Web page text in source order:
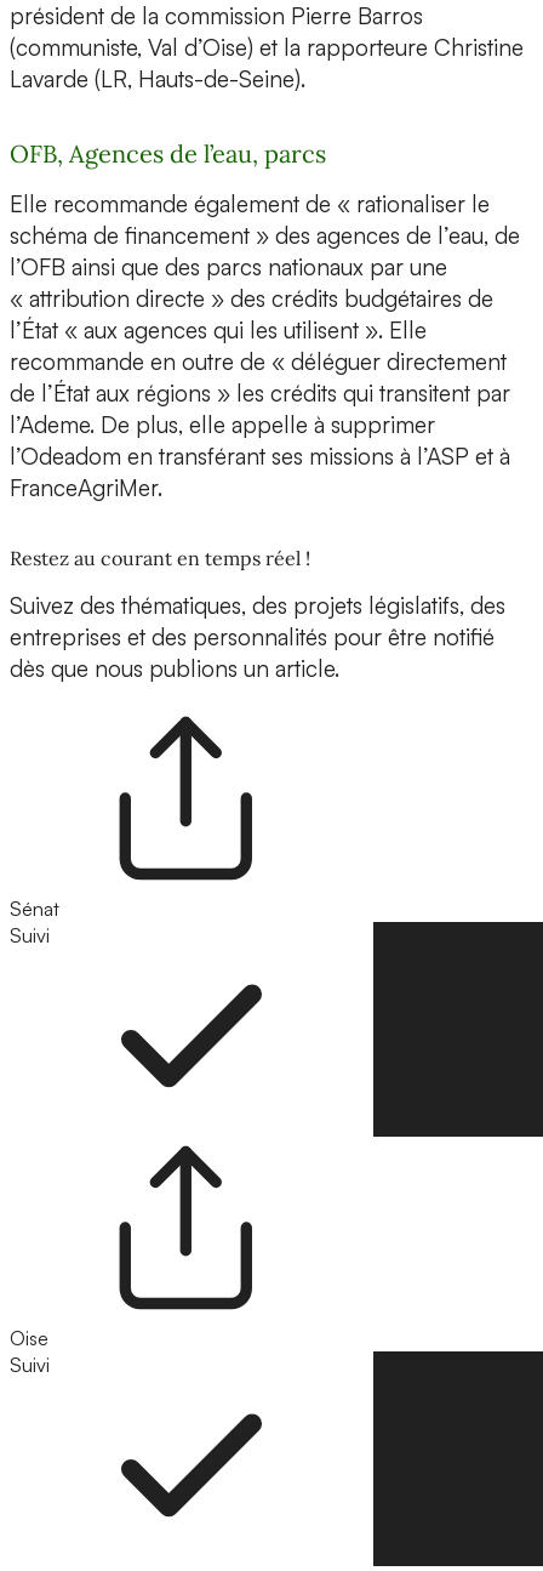
président de la commission Pierre Barros
(communiste, Val d’Oise) et la rapporteure Christine
Lavarde (LR, Hauts-de-Seine).
OFB, Agences de l’eau, parcs
Elle recommande également de « rationaliser le
schéma de financement » des agences de l’eau, de
l’OFB ainsi que des parcs nationaux par une
« attribution directe » des crédits budgétaires de
l’État « aux agences qui les utilisent ». Elle
recommande en outre de « déléguer directement
de l’État aux régions » les crédits qui transitent par
l’Ademe. De plus, elle appelle à supprimer
l’Odeadom en transférant ses missions à l’ASP et à
FranceAgriMer.
Restez au courant en temps réel !
Suivez des thématiques, des projets législatifs, des
entreprises et des personnalités pour être notifié
dès que nous publions un article.
Sénat
Suivi
Oise
Suivi